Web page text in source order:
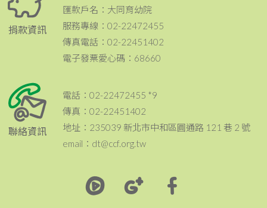
捐款資訊
匯款戶名：大同育幼院
服務專線：02-22472455
傳真電話：02-22451402
電子發票愛心碼：68660
聯絡資訊
電話：02-22472455 *9
傳真：02-22451402
地址：235039 新北市中和區圓通路 121 巷 2 號
email：dt@ccf.org.tw